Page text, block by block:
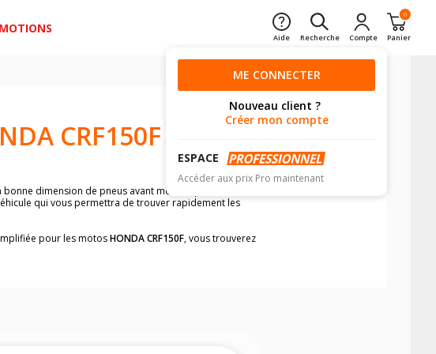
Aide Recherche Compte
0
Panier
ME CONNECTER
Nouveau client ?
Créer mon compte
ESPACE
Accéder aux prix Pro maintenant
CRF150F
dimension de pneus avant moto et pneus arrière
qui vous permettra de trouver rapidement les
pour les motosHONDA CRF150F, vous trouverez
le flanc des pneumatiques, dans le carnet de bord de